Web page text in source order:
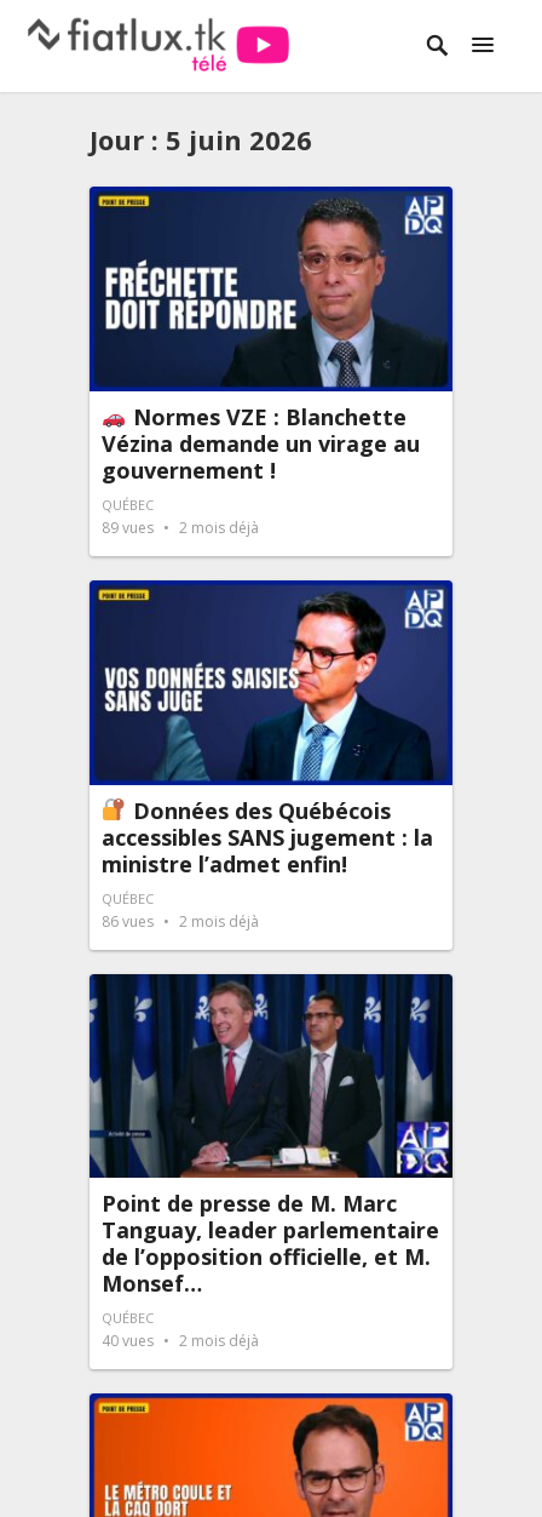
Jour : 5 juin 2026
Normes VZE : Blanchette
Vézina demande un virage au
gouvernement !
QUÉBEC
89vues 2 mois déjà
Données des Québécois
accessibles SANS jugement : la
ministre l’admet enfin!
QUÉBEC
86vues 2 mois déjà
Point de presse de M. Marc
Tanguay, leader parlementaire
de l’opposition officielle, et M.
Monsef…
QUÉBEC
40vues 2 mois déjà